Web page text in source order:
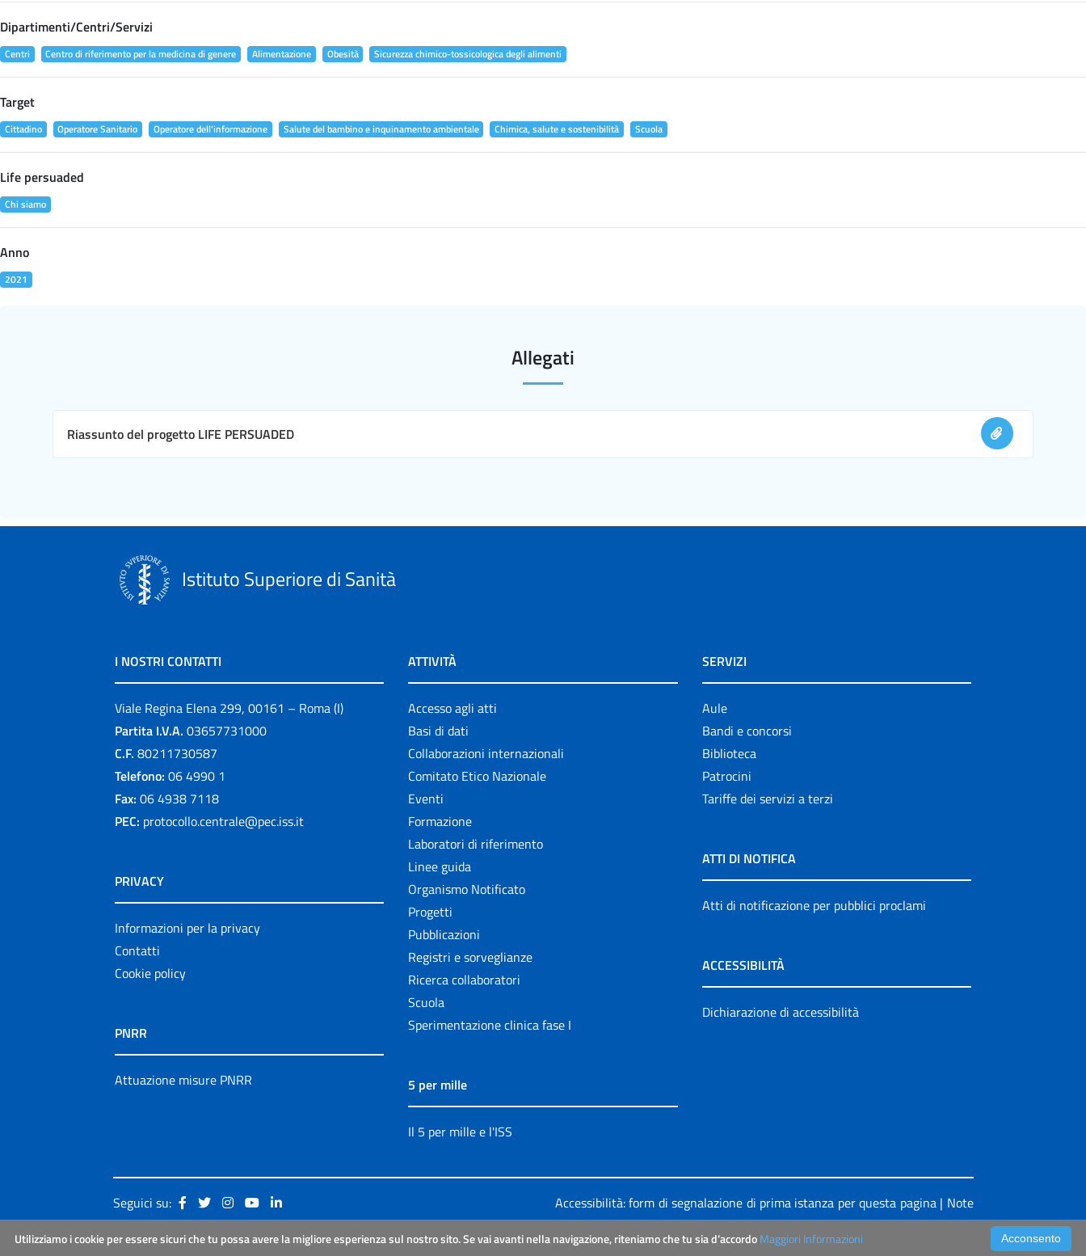
Dipartimenti/Centri/Servizi
Centri Centro di riferimento per la medicina di genere Alimentazione Obesità Sicurezza chimico-tossicologica degli alimenti
Target
Cittadino Operatore Sanitario Operatore dell'informazione Salute del bambino e inquinamento ambientale Chimica, salute e sostenibilità Scuola
Life persuaded
Chi siamo
Anno
2021
Allegati
Riassunto del progetto LIFE PERSUADED
Istituto Superiore di Sanità
I NOSTRI CONTATTI
Viale Regina Elena 299, 00161 – Roma (I)
Partita I.V.A. 03657731000
C.F. 80211730587
Telefono: 06 4990 1
Fax: 06 4938 7118
PEC: protocollo.centrale@pec.iss.it
PRIVACY
Informazioni per la privacy
Contatti
Cookie policy
PNRR
Attuazione misure PNRR
ATTIVITÀ
Accesso agli atti
Basi di dati
Collaborazioni internazionali
Comitato Etico Nazionale
Eventi
Formazione
Laboratori di riferimento
Linee guida
Organismo Notificato
Progetti
Pubblicazioni
Registri e sorveglianze
Ricerca collaboratori
Scuola
Sperimentazione clinica fase I
5 per mille
Il 5 per mille e l'ISS
SERVIZI
Aule
Bandi e concorsi
Biblioteca
Patrocini
Tariffe dei servizi a terzi
ATTI DI NOTIFICA
Atti di notificazione per pubblici proclami
ACCESSIBILITÀ
Dichiarazione di accessibilità
Seguici su: Accessibilità: form di segnalazione di prima istanza per questa pagina| Note
Legali|Sitemap
Acconsento
Utilizziamo i cookie per essere sicuri che tu possa avere la migliore esperienza sul nostro sito. Se vai avanti nella navigazione, riteniamo che tu sia d’accordoMaggiori Informazioni